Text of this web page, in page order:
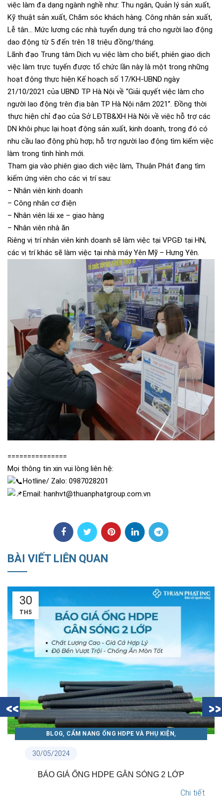
việc làm đa dạng ngành nghề như: Thu ngân, Quản lý sản xuất,
Kỹ thuật sản xuất, Chăm sóc khách hàng. Công nhân sản xuất,
Lễ tân… Mức lương các nhà tuyển dụng trả cho người lao động
dao động từ 5 đến trên 18 triệu đồng/tháng.
Lãnh đạo Trung tâm Dịch vụ việc làm cho biết, phiên giao dịch
việc làm trực tuyến được tổ chức lần này là một trong những
hoạt động thực hiện Kế hoạch số 17/KH-UBND ngày
21/10/2021 của UBND TP Hà Nội về “Giải quyết việc làm cho
người lao động trên địa bàn TP Hà Nội năm 2021”. Đồng thời
thực hiện chỉ đạo của Sở LĐTB&XH Hà Nội về việc hỗ trợ các
DN khôi phục lại hoạt động sản xuất, kinh doanh, trong đó có
nhu cầu lao động phù hợp; hỗ trợ người lao động tìm kiếm việc
làm trong tình hình mới.
Tham gia vào phiên giao dịch việc làm, Thuận Phát đang tìm
kiếm ứng viên cho các vị trí sau:
– Nhân viên kinh doanh
– Công nhân cơ điện
– Nhân viên lái xe – giao hàng
– Nhân viên nhà ăn
Riêng vị trí nhân viên kinh doanh sẽ làm việc tại VPGĐ tại HN,
các vị trí khác sẽ làm việc tại nhà máy Yên Mỹ – Hưng Yên.
===============
Mọi thông tin xin vui lòng liên hệ:
Hotline/ Zalo: 0987028201
Email: hanhvt@thuanphatgroup.com.vn
BÀI VIẾT LIÊN QUAN
30
TH5
30/05/2024
BLOG, CẨM NANG ỐNG HDPE VÀ PHỤ KIỆN,
BÁO GIÁ ỐNG HDPE GÂN SÓNG 2 LỚP
Chi tiết